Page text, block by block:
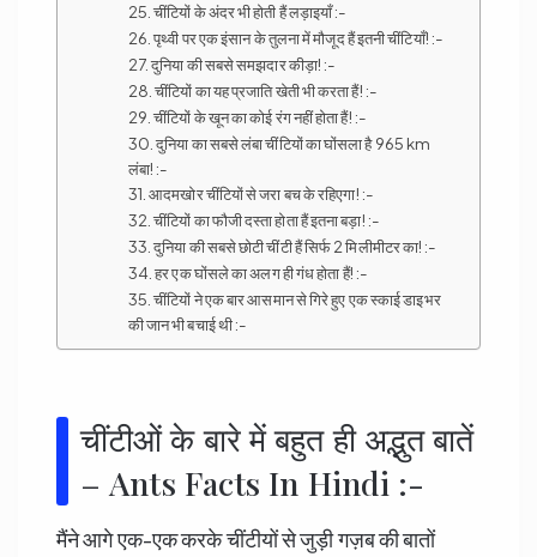
25. चींटियों के अंदर भी होती हैं लड़ाइयाँ :-
26. पृथ्वी पर एक इंसान के तुलना में मौजूद हैं इतनी चींटियाँ! :-
27. दुनिया की सबसे समझदार कीड़ा! :-
28. चींटियों का यह प्रजाति खेती भी करता हैं! :-
29. चींटियों के खून का कोई रंग नहीं होता हैं! :-
30. दुनिया का सबसे लंबा चींटियों का घोंसला है 965 km
लंबा! :-
31. आदमखोर चींटियों से जरा बच के रहिएगा! :-
32. चींटियों का फौजी दस्ता होता हैं इतना बड़ा! :-
33. दुनिया की सबसे छोटी चींटी हैं सिर्फ 2 मिलीमीटर का! :-
34. हर एक घोंसले का अलग ही गंध होता हैं! :-
35. चींटियों ने एक बार आसमान से गिरे हुए एक स्काई डाइभर
की जान भी बचाई थी :-
चींटीओं के बारे में बहुत ही अद्भुत बातें
– Ants Facts In Hindi :-
मैंने आगे एक-एक करके चींटीयों से जुड़ी गज़ब की बातों